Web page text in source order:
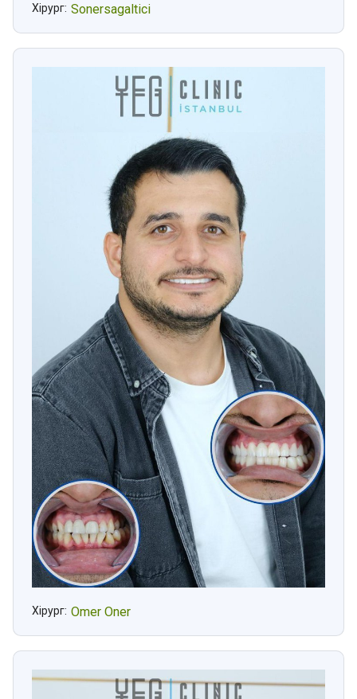
Хірург: Sonersagaltici
Хірург: Omer Oner